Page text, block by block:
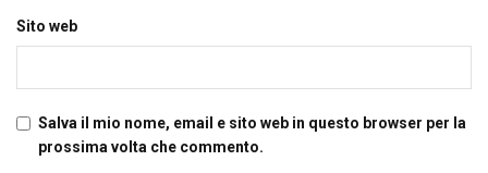
Sito web
Salva il mio nome, email e sito web in questo browser per la
prossima volta che commento.